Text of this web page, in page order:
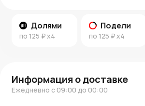
Долями
по 125 ₽x4
Подели
по 125 ₽x4
Информация о доставке
Ежедневно с 09:00 до 00:00